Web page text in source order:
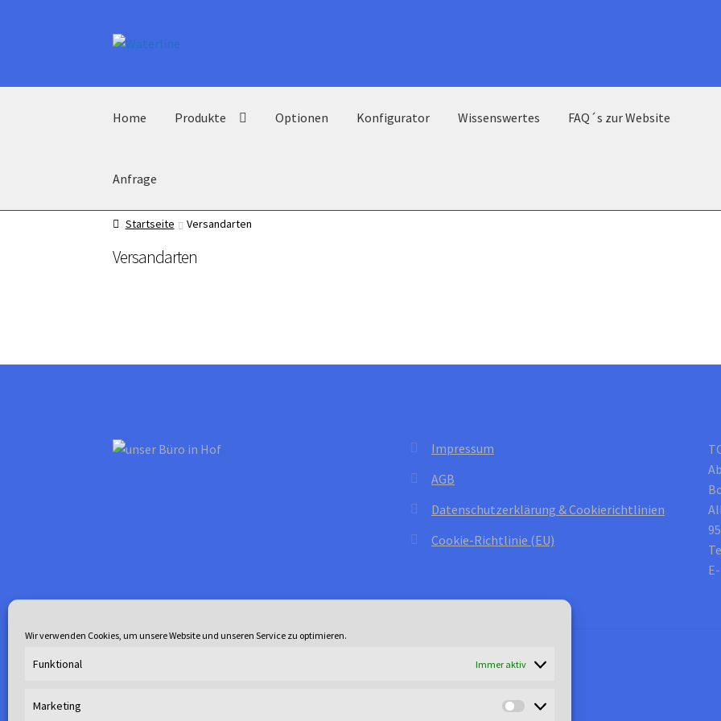
Wir verwenden Cookies, um unsere Website und unseren Service zu optimieren.
Funktional Immer aktiv
Marketing
Marketing
Zur
Zum
Home Produkte Optionen Konfigurator Wissenswertes FAQ´s zur Website
Anfrage
Startseite Versandarten
Versandarten
Impressum
AGB
Datenschutzerklärung & Cookierichtlinien
Cookie-Richtlinie (EU)